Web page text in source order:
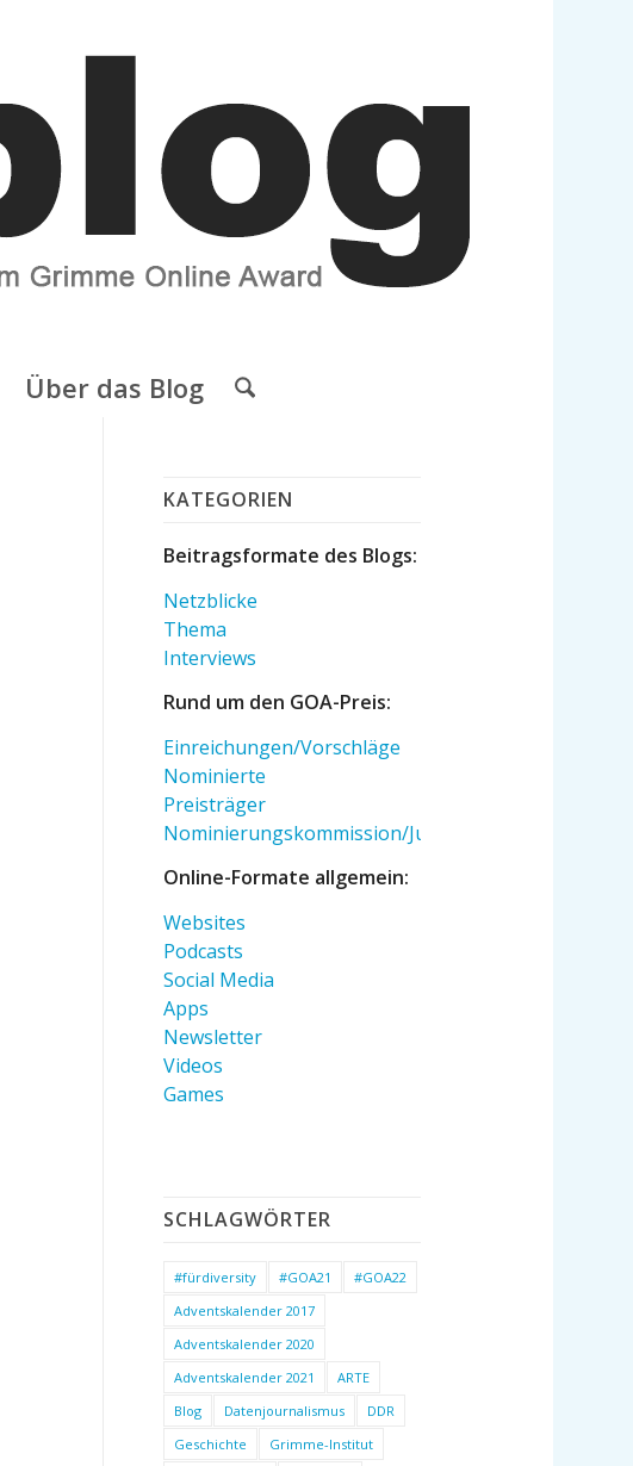
Über das Blog
KATEGORIEN
Beitragsformate des Blogs:
Netzblicke
Thema
Interviews
Rund um den GOA-Preis:
Einreichungen/Vorschläge
Nominierte
Preisträger
Nominierungskommission/Jury
Online-Formate allgemein:
Websites
Podcasts
Social Media
Apps
Newsletter
Videos
Games
SCHLAGWÖRTER
#fürdiversity #GOA21
#GOA22
Adventskalender 2017
Adventskalender 2020
Adventskalender 2021
ARTE
Blog
Datenjournalismus
DDR
Geschichte
Grimme-Institut